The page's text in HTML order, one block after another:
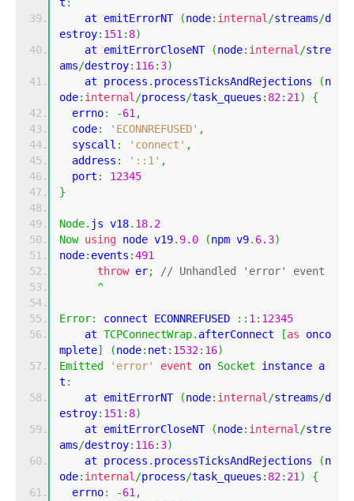
    at emitErrorNT
(node: internal /streams/d
estroy: 151 : 8)
    at emitErrorCloseNT
(node: internal /stre
ams/destroy: 116: 3)
    at process
. processTicksAndRejections (n
ode: internal /process/task_queues : 82: 21 )
{
  errno
: -61 ,
  code
: 'ECONNREFUSED' ,
  syscall
: 'connect' ,
  address
: '::1' ,
  port
:
12345
}
Node. js v18. 18.2
Now using node v19. 9.0 (npm v9. 6.3)
node: events :491
throw er;
// Unhandled 'error' event
^
Error: connect ECONNREFUSED :: 1 : 12345
    at
TCPConnectWrap. afterConnect [as onco
mplete] (node: net : 1532: 16)
Emitted
'error' event on Socket instance a
t :
    at emitErrorNT
(node: internal /streams/d
estroy: 151 : 8)
    at emitErrorCloseNT
(node: internal /stre
ams/destroy: 116: 3)
    at process
. processTicksAndRejections (n
ode: internal /process/task_queues : 82: 21 )
{
  errno
: -61 ,